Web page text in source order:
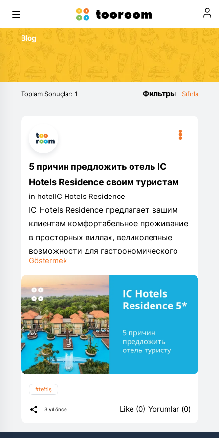
Blog
Toplam Sonuçlar: 1 Фильтры Sıfırla
•
•
•
5 причин предложить отель IC
Hotels Residence своим туристам
in hotelIC Hotels Residence
IC Hotels Residence предлагает вашим
клиентам комфортабельное проживание
в просторных виллах, великолепные
возможности для гастрономического
опыта, разнообразие алкогольных
напитков и расслабляющую атмосферу
на пляже и бассейне. С положительными
отзывами гостей и множеством
повторных клиентов, IC Hotels Residence
станет идеальным выбором для их
отдыха.
Göstermek
#teftiş
3 yıl önce Like (0) Yorumlar (0)